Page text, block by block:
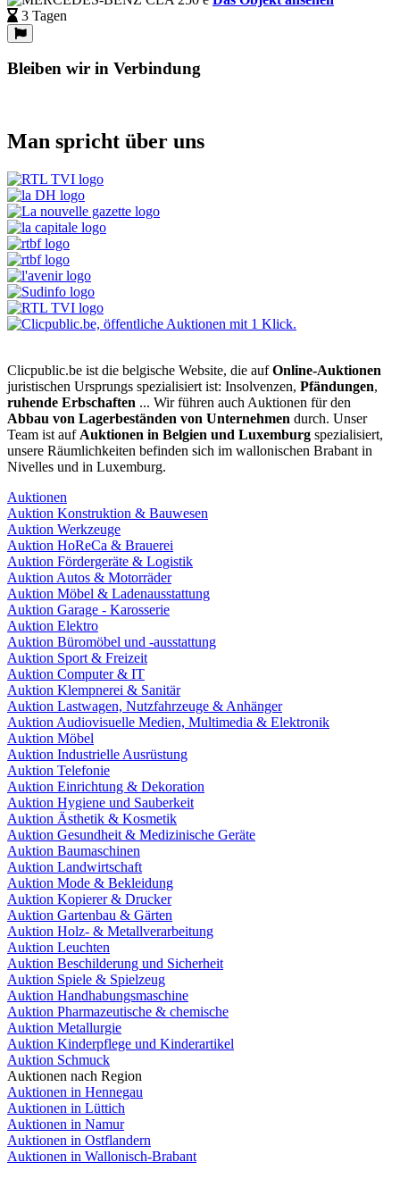
3 Tagen
Bleiben wir in Verbindung
Man spricht über uns
Clicpublic.be ist die belgische Website, die aufOnline-Auktionen
juristischen Ursprungs spezialisiert ist: Insolvenzen, Pfändungen,
ruhende Erbschaften ... Wir führen auch Auktionen für den
Abbau von Lagerbeständen von Unternehmen durch. Unser
Team ist auf Auktionen in Belgien und Luxemburg spezialisiert,
unsere Räumlichkeiten befinden sich im wallonischen Brabant in
Nivelles und in Luxemburg.
Auktionen
Auktion Konstruktion & Bauwesen
Auktion Werkzeuge
Auktion HoReCa & Brauerei
Auktion Fördergeräte & Logistik
Auktion Autos & Motorräder
Auktion Möbel & Ladenausstattung
Auktion Garage - Karosserie
Auktion Elektro
Auktion Büromöbel und -ausstattung
Auktion Sport & Freizeit
Auktion Computer & IT
Auktion Klempnerei & Sanitär
Auktion Lastwagen, Nutzfahrzeuge & Anhänger
Auktion Audiovisuelle Medien, Multimedia & Elektronik
Auktion Möbel
Auktion Industrielle Ausrüstung
Auktion Telefonie
Auktion Einrichtung & Dekoration
Auktion Hygiene und Sauberkeit
Auktion Ästhetik & Kosmetik
Auktion Gesundheit & Medizinische Geräte
Auktion Baumaschinen
Auktion Landwirtschaft
Auktion Mode & Bekleidung
Auktion Kopierer & Drucker
Auktion Gartenbau & Gärten
Auktion Holz- & Metallverarbeitung
Auktion Leuchten
Auktion Beschilderung und Sicherheit
Auktion Spiele & Spielzeug
Auktion Handhabungsmaschine
Auktion Pharmazeutische & chemische
Auktion Metallurgie
Auktion Kinderpflege und Kinderartikel
Auktion Schmuck
Auktionen nach Region
Auktionen in Hennegau
Auktionen in Lüttich
Auktionen in Namur
Auktionen in Ostflandern
Auktionen in Wallonisch-Brabant